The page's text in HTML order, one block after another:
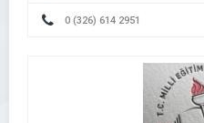
0 (326) 614 2951